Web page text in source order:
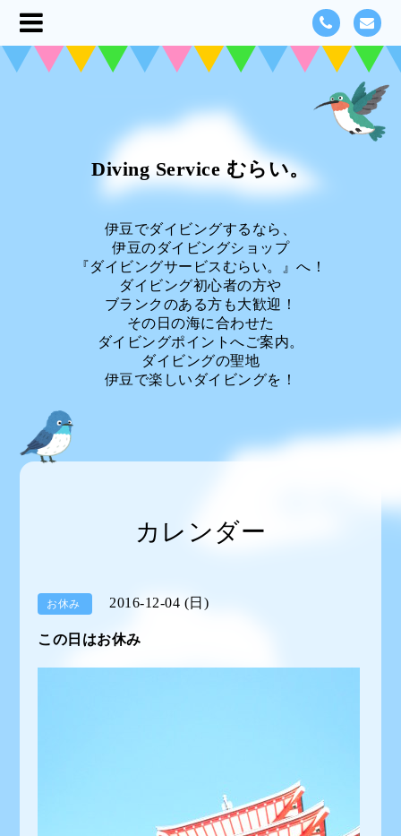
Diving Service むらい。
伊豆でダイビングするなら、
伊豆のダイビングショップ
『ダイビングサービスむらい。』へ！
ダイビング初心者の方や
ブランクのある方も大歓迎！
その日の海に合わせた
ダイビングポイントへご案内。
ダイビングの聖地
伊豆で楽しいダイビングを！
カレンダー
お休み 2016-12-04 (日)
この日はお休み